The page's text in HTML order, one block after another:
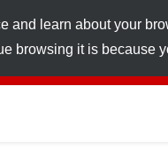
and learn about your
browsing it is because